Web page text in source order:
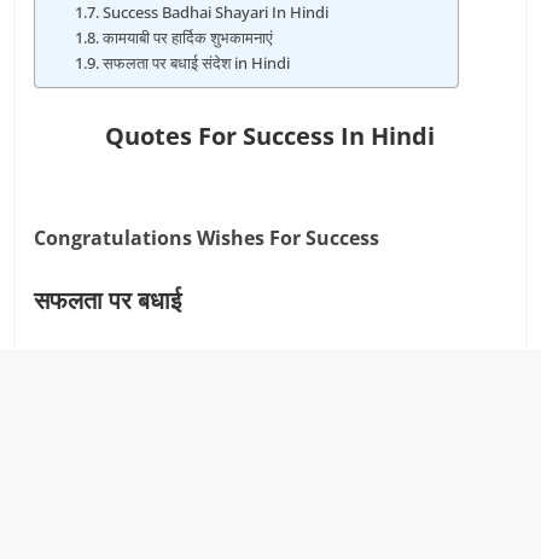
Success Badhai Shayari In Hindi
कामयाबी पर हार्दिक शुभकामनाएं
सफलता पर बधाई संदेश in Hindi
Quotes For Success In Hindi
Congratulations Wishes For Success
सफलता पर बधाई